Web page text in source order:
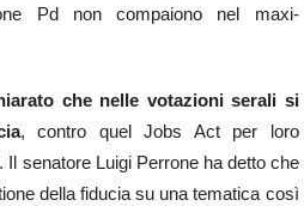
Pd non compaiono nel maxi-
che nelle votazioni serali si
, contro quel Jobs Act per loro
Il senatore Luigi Perrone ha detto che
della fiducia su una tematica così